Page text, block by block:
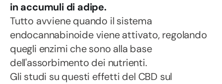
in accumuli di adipe.
Tutto avviene quando il sistema
endocannabinoide viene attivato, regolando
quegli enzimi che sono alla base
dell'assorbimento dei nutrienti.
Gli studi su questi effetti del CBD sul